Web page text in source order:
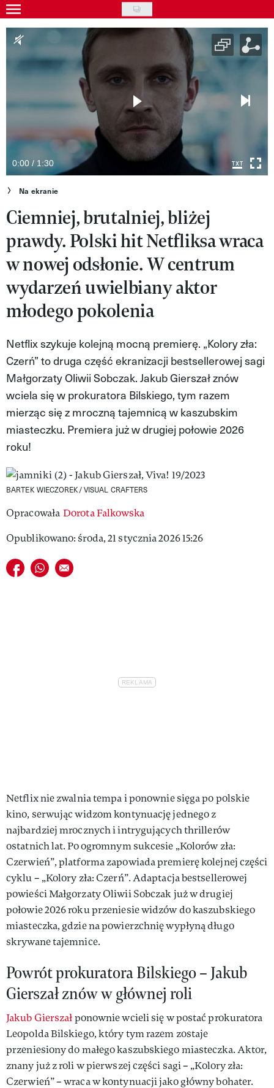
Skip
to
main
content
Wydarzenia
Rozrywka
Piosenka
VIVA!MODA
VIVA!MAN
VIVA!PEOPLE POWER
VIVA!ITAKA
MAGAZYN VIVA!
0:00 / 1:30
Na ekranie
Ciemniej, brutalniej, bliżej
prawdy. Polski hit Netfliksa wraca
w nowej odsłonie. W centrum
wydarzeń uwielbiany aktor
młodego pokolenia
Netflix szykuje kolejną mocną premierę. „Kolory zła:
Czerń” to druga część ekranizacji bestsellerowej sagi
Małgorzaty Oliwii Sobczak. Jakub Gierszał znów
wciela się w prokuratora Bilskiego, tym razem
mierząc się z mroczną tajemnicą w kaszubskim
miasteczku. Premiera już w drugiej połowie 2026
roku!
BARTEK WIECZOREK/ VISUAL CRAFTERS
Opracowała Dorota Falkowska
Opublikowano: środa, 21 stycznia 2026 15:26
Udostępnij na facebook
Udostępnij na whatsapp
E-mail do przyjaciela
Netflix nie zwalnia tempa i ponownie sięga po polskie
kino, serwując widzom kontynuację jednego z
najbardziej mrocznych i intrygujących thrillerów
ostatnich lat. Po ogromnym sukcesie „Kolorów zła:
Czerwień”, platforma zapowiada premierę kolejnej części
cyklu – „Kolory zła: Czerń”. Adaptacja bestsellerowej
powieści Małgorzaty Oliwii Sobczak już w drugiej
połowie 2026 roku przeniesie widzów do kaszubskiego
miasteczka, gdzie na powierzchnię wypłyną długo
skrywane tajemnice.
Powrót prokuratora Bilskiego – Jakub
Gierszał znów w głównej roli
Jakub Gierszałponownie wcieli się w postać prokuratora
Leopolda Bilskiego, który tym razem zostaje
przeniesiony do małego kaszubskiego miasteczka. Aktor,
znany już z roli w pierwszej części sagi – „Kolory zła:
Czerwień” – wraca w kontynuacji jako główny bohater.